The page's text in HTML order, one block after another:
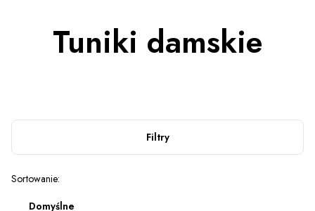
Tuniki damskie
Filtry
Lista produktów
Sortowanie:
Domyślne